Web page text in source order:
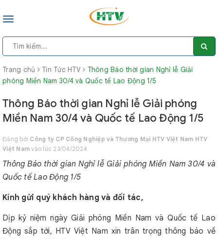
Toggle
Trang chủ Tin Tức HTV
Thông Báo thời gian Nghỉ lễ Giải
phóng Miền Nam 30/4 và Quốc tế Lao Động 1/5
Thông Báo thời gian Nghỉ lễ Giải phóng
Miền Nam 30/4 và Quốc tế Lao Động 1/5
Đăng bởi Công ty CP Công Nghiệp và Thương Mại HTV Việt Nam HTV
Việt Nam vào lúc 23/04/2024
Thông Báo thời gian Nghỉ lễ Giải phóng Miền Nam 30/4 và
Quốc tế Lao Động 1/5
Kính gửi quý khách hàng và đối tác,
Dịp kỷ niệm ngày Giải phóng Miền Nam và Quốc tế Lao
Động sắp tới, HTV Việt Nam xin trân trọng thông báo về